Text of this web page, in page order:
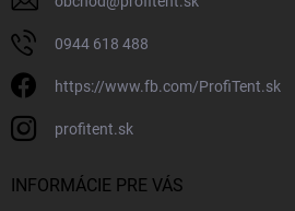
0944 618 488
https://www.fb.com/ProfiTent.sk
profitent.sk
INFORMÁCIE PRE VÁS